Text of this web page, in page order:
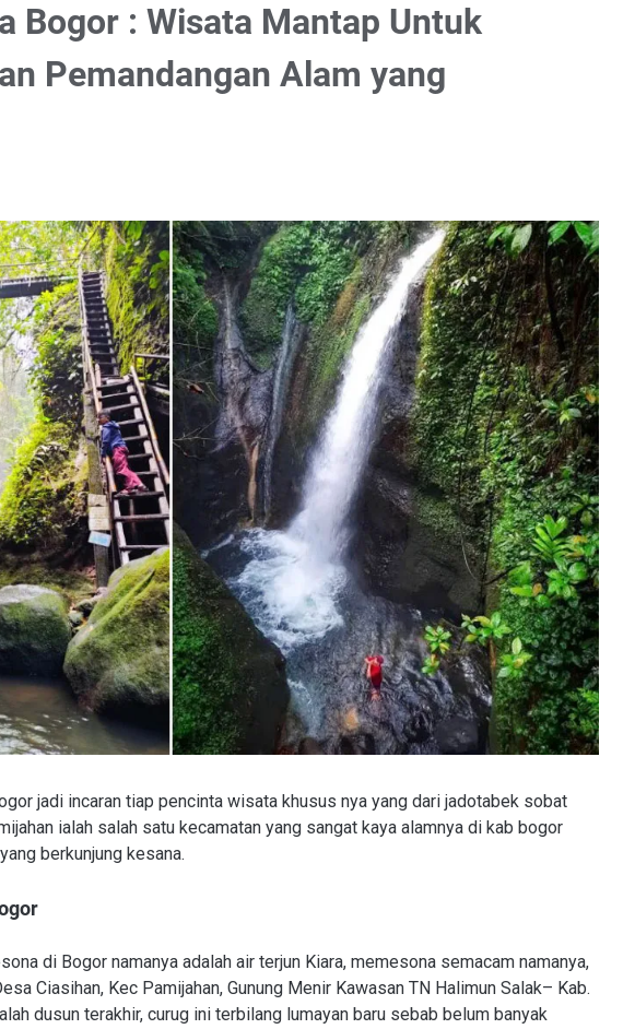
Bogor : Wisata Mantap Untuk
Pemandangan Alam yang
jadi incaran tiap pencinta wisata khusus nya yang dari jadotabek sobat
ialah salah satu kecamatan yang sangat kaya alamnya di kab bogor
berkunjung kesana.
di Bogor namanya adalah air terjun Kiara, memesona semacam namanya,
Ciasihan, Kec Pamijahan, Gunung Menir Kawasan TN Halimun Salak– Kab.
dusun terakhir, curug ini terbilang lumayan baru sebab belum banyak